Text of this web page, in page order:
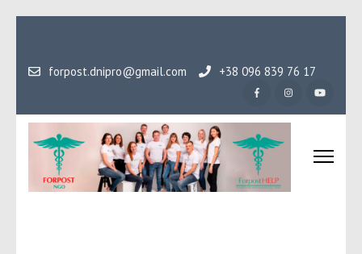
вмісту
Enter)
forpost.dnipro@gmail.com +38 096 839 76 17